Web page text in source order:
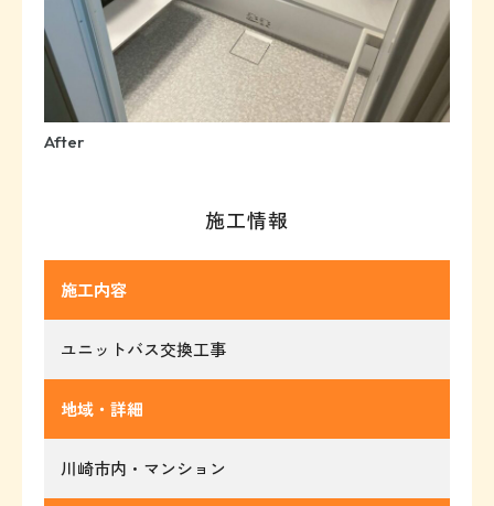
After
施工情報
施工内容
ユニットバス交換工事
地域・詳細
川崎市内・マンション